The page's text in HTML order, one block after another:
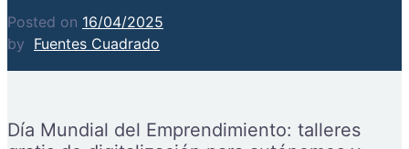
Posted on 16/04/2025
by Fuentes Cuadrado
Día Mundial del Emprendimiento: talleres